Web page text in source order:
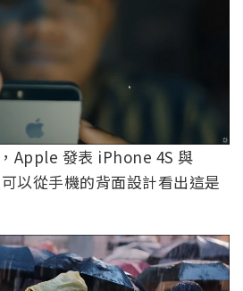
Apple 發表 iPhone 4S 與
以從手機的背面設計看出這是